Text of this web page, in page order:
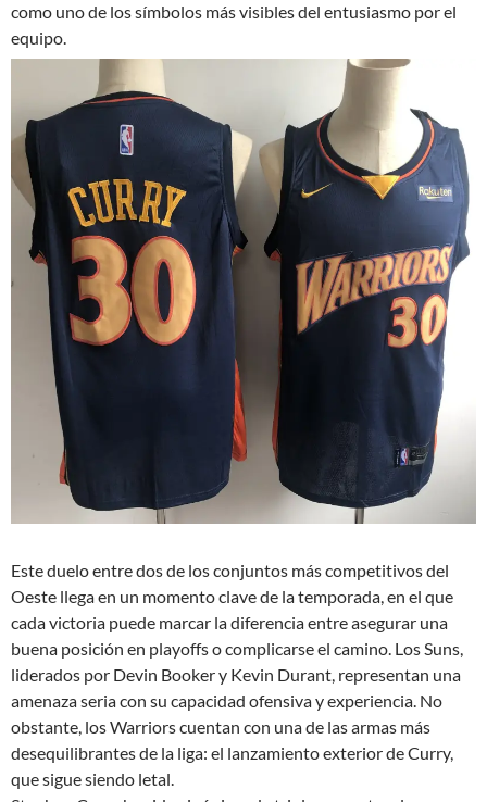
como uno de los símbolos más visibles del entusiasmo por el
equipo.
Este duelo entre dos de los conjuntos más competitivos del
Oeste llega en un momento clave de la temporada, en el que
cada victoria puede marcar la diferencia entre asegurar una
buena posición en playoffs o complicarse el camino. Los Suns,
liderados por Devin Booker y Kevin Durant, representan una
amenaza seria con su capacidad ofensiva y experiencia. No
obstante, los Warriors cuentan con una de las armas más
desequilibrantes de la liga: el lanzamiento exterior de Curry,
que sigue siendo letal.